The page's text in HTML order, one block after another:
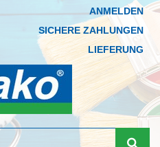
ANMELDEN
SICHERE ZAHLUNGEN
LIEFERUNG